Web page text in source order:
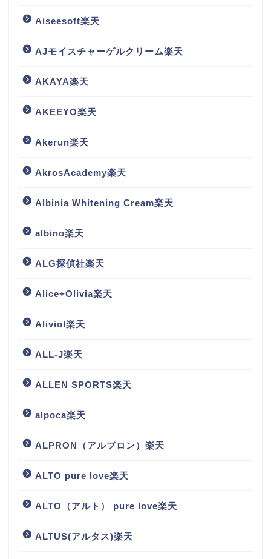
Aiseesoft楽天
AJモイスチャーゲルクリーム楽天
AKAYA楽天
AKEEYO楽天
Akerun楽天
AkrosAcademy楽天
Albinia Whitening Cream楽天
albino楽天
ALG探偵社楽天
Alice+Olivia楽天
Aliviol楽天
ALL-J楽天
ALLEN SPORTS楽天
alpoca楽天
ALPRON（アルプロン）楽天
ALTO pure love楽天
ALTO（アルト） pure love楽天
ALTUS(アルタス)楽天